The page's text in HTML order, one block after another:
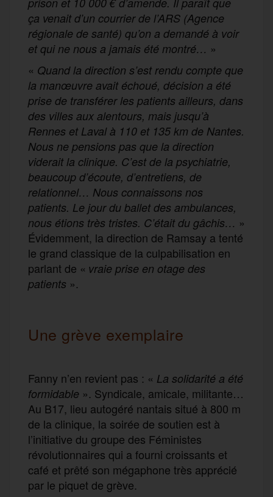
ça venait d’un courrier de l’ARS (Agence
régionale de santé) qu’on a demandé à voir
et qui ne nous a jamais été montré… »
« Quand la direction s’est rendu compte que
la manœuvre avait échoué, décision a été
prise de transférer les patients ailleurs, dans
des villes aux alentours, mais jusqu’à
Rennes et Laval à 110 et 135 km de Nantes.
Nous ne pensions pas que la direction
viderait la clinique. C’est de la psychiatrie,
beaucoup d’écoute, d’entretiens, de
relationnel… Nous connaissons nos
patients. Le jour du ballet des ambulances,
nous étions très tristes. C’était du gâchis… »
Évidemment, la direction de Ramsay a tenté
le grand classique de la culpabilisation en
parlant de « vraie prise en otage des
patients ».
Une grève exemplaire
Fanny n’en revient pas : « La solidarité a été
formidable ». Syndicale, amicale, militante…
Au B17, lieu autogéré nantais situé à 800 m
de la clinique, la soirée de soutien est à
l’initiative du groupe des Féministes
révolutionnaires qui a fourni croissants et
café et prêté son mégaphone très apprécié
par le piquet de grève.